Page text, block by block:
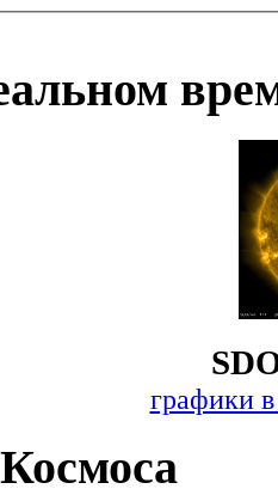
графики